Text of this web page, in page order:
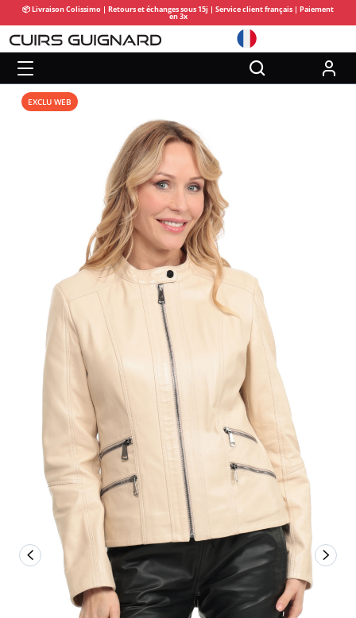
📦 Livraison Colissimo | Retours et échanges sous 15j | Service client français | Paiement
en 3x
EXCLU WEB